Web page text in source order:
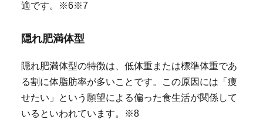
適です。※6※7
隠れ肥満体型
隠れ肥満体型の特徴は、低体重または標準体重であ
る割に体脂肪率が多いことです。この原因には「痩
せたい」という願望による偏った食生活が関係して
いるといわれています。※8